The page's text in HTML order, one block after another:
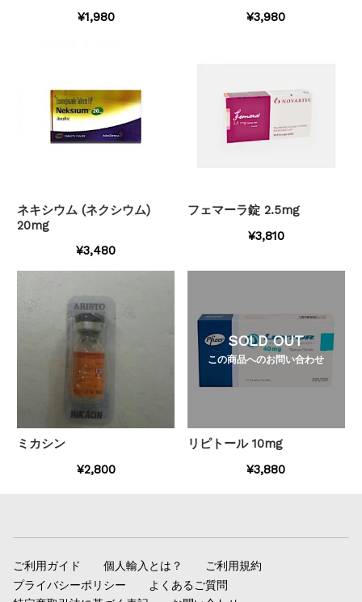
¥1,980
¥3,980
ネキシウム (ネクシウム)
20mg
¥3,480
フェマーラ錠 2.5mg
¥3,810
ミカシン
¥2,800
SOLD OUT
この商品へのお問い合わせ
リピトール 10mg
¥3,880
ご利用ガイド 個人輸入とは？
ご利用規約
プライバシーポリシー
よくあるご質問